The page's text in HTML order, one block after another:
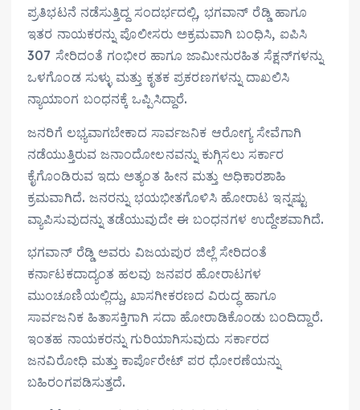
ಪ್ರತಿಭಟನೆ ನಡೆಸುತ್ತಿದ್ದ ಸಂದರ್ಭದಲ್ಲಿ, ಭಗವಾನ್ ರೆಡ್ಡಿ ಹಾಗೂ
ಇತರ ನಾಯಕರನ್ನು ಪೊಲೀಸರು ಅಕ್ರಮವಾಗಿ ಬಂಧಿಸಿ, ಐಪಿಸಿ
307 ಸೇರಿದಂತೆ ಗಂಭೀರ ಹಾಗೂ ಜಾಮೀನುರಹಿತ ಸೆಕ್ಷನ್‌ಗಳನ್ನು
ಒಳಗೊಂಡ ಸುಳ್ಳು ಮತ್ತು ಕೃತಕ ಪ್ರಕರಣಗಳನ್ನು ದಾಖಲಿಸಿ
ನ್ಯಾಯಾಂಗ ಬಂಧನಕ್ಕೆ ಒಪ್ಪಿಸಿದ್ದಾರೆ.
ಜನರಿಗೆ ಲಭ್ಯವಾಗಬೇಕಾದ ಸಾರ್ವಜನಿಕ ಆರೋಗ್ಯ ಸೇವೆಗಾಗಿ
ನಡೆಯುತ್ತಿರುವ ಜನಾಂದೋಲನವನ್ನು ಕುಗ್ಗಿಸಲು ಸರ್ಕಾರ
ಕೈಗೊಂಡಿರುವ ಇದು ಅತ್ಯಂತ ಹೀನ ಮತ್ತು ಅಧಿಕಾರಶಾಹಿ
ಕ್ರಮವಾಗಿದೆ. ಜನರನ್ನು ಭಯಭೀತಗೊಳಿಸಿ ಹೋರಾಟ ಇನ್ನಷ್ಟು
ವ್ಯಾಪಿಸುವುದನ್ನು ತಡೆಯುವುದೇ ಈ ಬಂಧನಗಳ ಉದ್ದೇಶವಾಗಿದೆ.
ಭಗವಾನ್ ರೆಡ್ಡಿ ಅವರು ವಿಜಯಪುರ ಜಿಲ್ಲೆ ಸೇರಿದಂತೆ
ಕರ್ನಾಟಕದಾದ್ಯಂತ ಹಲವು ಜನಪರ ಹೋರಾಟಗಳ
ಮುಂಚೂಣಿಯಲ್ಲಿದ್ದು, ಖಾಸಗೀಕರಣದ ವಿರುದ್ಧ ಹಾಗೂ
ಸಾರ್ವಜನಿಕ ಹಿತಾಸಕ್ತಿಗಾಗಿ ಸದಾ ಹೋರಾಡಿಕೊಂಡು ಬಂದಿದ್ದಾರೆ.
ಇಂತಹ ನಾಯಕರನ್ನು ಗುರಿಯಾಗಿಸುವುದು ಸರ್ಕಾರದ
ಜನವಿರೋಧಿ ಮತ್ತು ಕಾರ್ಪೊರೇಟ್ ಪರ ಧೋರಣೆಯನ್ನು
ಬಹಿರಂಗಪಡಿಸುತ್ತದೆ.